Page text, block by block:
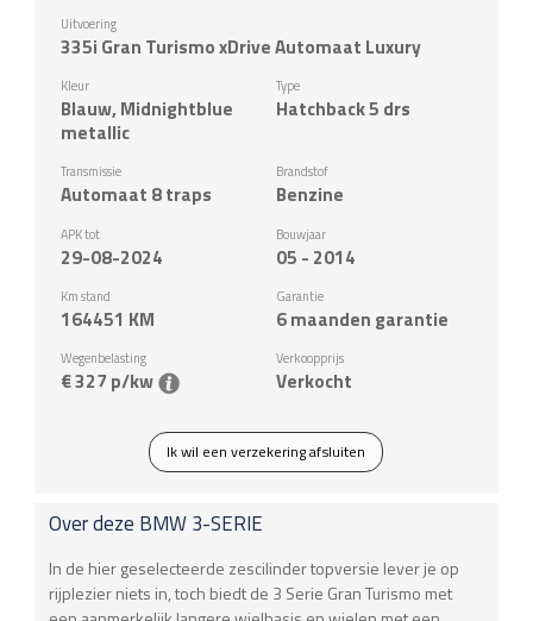
Uitvoering
335i Gran Turismo xDrive Automaat Luxury
Kleur
Blauw, Midnightblue
metallic
Type
Hatchback 5 drs
Transmissie
Automaat 8 traps
Brandstof
Benzine
APK tot
29-08-2024
Bouwjaar
05 - 2014
Km stand
164451 KM
Garantie
6 maanden garantie
Wegenbelasting
€ 327 p/kw
Verkoopprijs
Verkocht
Ik wil een verzekering afsluiten
Over deze BMW3-SERIE
In de hier geselecteerde zescilinder topversie lever je op
rijplezier niets in, toch biedt de 3 Serie Gran Turismo met